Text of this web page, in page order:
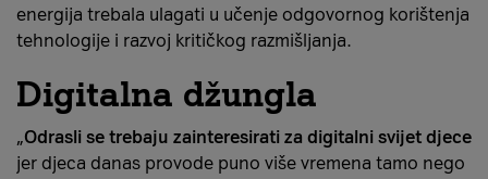
energija trebala ulagati u učenje odgovornog korištenja
tehnologije i razvoj kritičkog razmišljanja.
Digitalna džungla
„Odrasli se trebaju zainteresirati za digitalni svijet djece
jer djeca danas provode puno više vremena tamo nego